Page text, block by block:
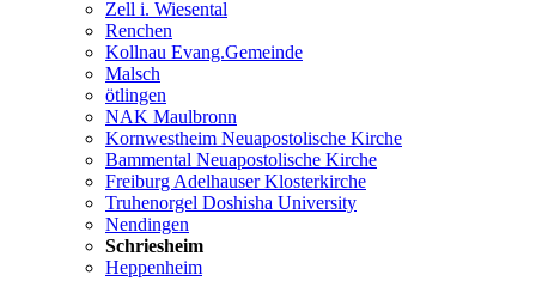
Zell i. Wiesental
Renchen
Kollnau Evang.Gemeinde
Malsch
ötlingen
NAK Maulbronn
Kornwestheim Neuapostolische Kirche
Bammental Neuapostolische Kirche
Freiburg Adelhauser Klosterkirche
Truhenorgel Doshisha University
Nendingen
Schriesheim
Heppenheim